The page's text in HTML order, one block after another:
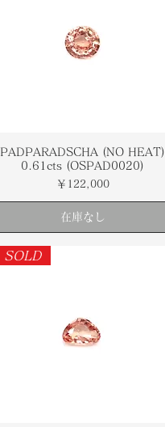
PADPARADSCHA (NO HEAT)
0.61cts (OSPAD0020)
価格
￥122,000
在庫なし
SOLD